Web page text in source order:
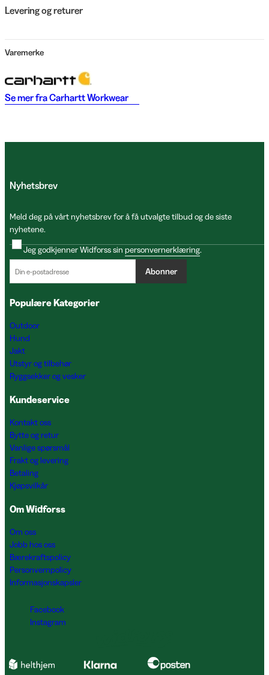
Levering og returer
Varemerke
Se mer fraCarhartt Workwear
Nyhetsbrev
Meld deg på vårt nyhetsbrev for å få utvalgte tilbud og de siste
nyhetene.
Jeg godkjenner Widforss sin personvernerklæring.
Abonner
Populære Kategorier
Outdoor
Hund
Jakt
Utstyr og tilbehør
Ryggsekker og vesker
Kundeservice
Kontakt oss
Bytte og retur
Vanlige spørsmål
Frakt og levering
Betaling
Kjøpsvilkår
Om Widforss
Om oss
Jobb hos oss
Bærekraftspolicy
Personvernpolicy
Informasjonskapsler
Facebook
Instagram